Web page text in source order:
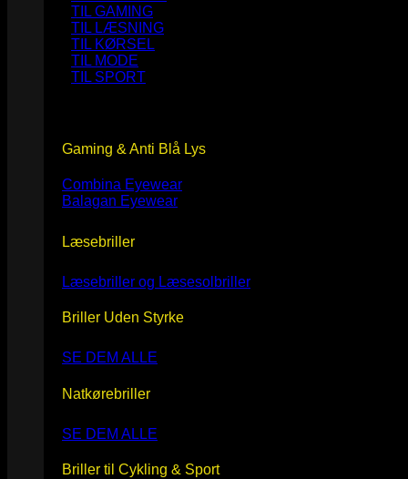
TIL GAMING
TIL LÆSNING
TIL KØRSEL
TIL MODE
TIL SPORT
Gaming & Anti Blå Lys
Combina Eyewear
Balagan Eyewear
Læsebriller
Læsebriller og Læsesolbriller
Briller Uden Styrke
SE DEM ALLE
Natkørebriller
SE DEM ALLE
Briller til Cykling & Sport